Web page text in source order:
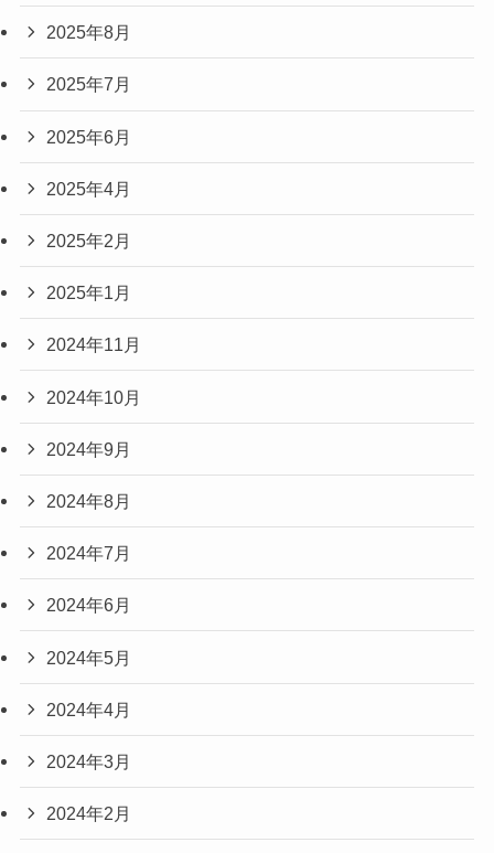
2025年8月
2025年7月
2025年6月
2025年4月
2025年2月
2025年1月
2024年11月
2024年10月
2024年9月
2024年8月
2024年7月
2024年6月
2024年5月
2024年4月
2024年3月
2024年2月